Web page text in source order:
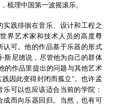
梳理中国第一波摇滚乐。
践徘徊在音乐、设计和工程之
界艺术家和技术人员的高度尊
可。他的作品基于乐器的形式
斯尼德说，尽管他为自己的群体
的作品里提出的问题与其他艺术
因此变得封闭而孤立”。也许孟
可以也应该适合当前的学院：
而向乐器回归。当然，也有可